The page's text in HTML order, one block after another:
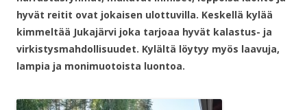
hyvät reitit ovat jokaisen ulottuvilla. Keskellä kylää
kimmeltää Jukajärvi joka tarjoaa hyvät kalastus- ja
virkistysmahdollisuudet. Kylältä löytyy myös laavuja,
lampia ja monimuotoista luontoa.